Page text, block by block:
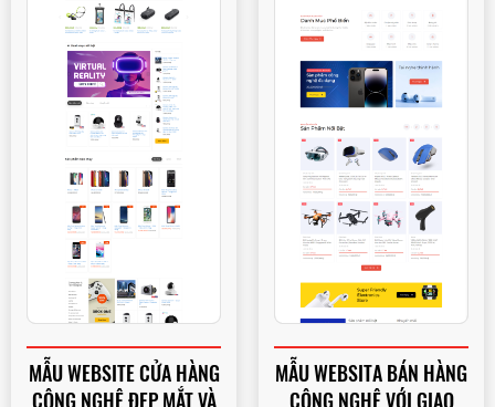
MẪU WEBSITE CỬA HÀNG
CÔNG NGHỆ ĐẸP MẮT VÀ
MẪU WEBSITA BÁN HÀNG
CÔNG NGHỆ VỚI GIAO